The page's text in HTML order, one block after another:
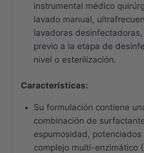
instrumental médico
lavado manual,
lavadoras desinfectadoras,
previo a la etapa de
nivel o esterilización.
Características:
Su formulación contiene
combinación de
espumosidad, potenciados
complejo multi-enzimático